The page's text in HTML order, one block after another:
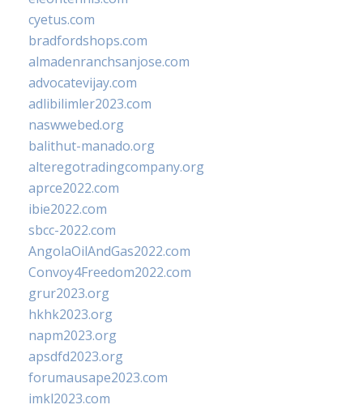
cyetus.com
bradfordshops.com
almadenranchsanjose.com
advocatevijay.com
adlibilimler2023.com
naswwebed.org
balithut-manado.org
alteregotradingcompany.org
aprce2022.com
ibie2022.com
sbcc-2022.com
AngolaOilAndGas2022.com
Convoy4Freedom2022.com
grur2023.org
hkhk2023.org
napm2023.org
apsdfd2023.org
forumausape2023.com
imkl2023.com